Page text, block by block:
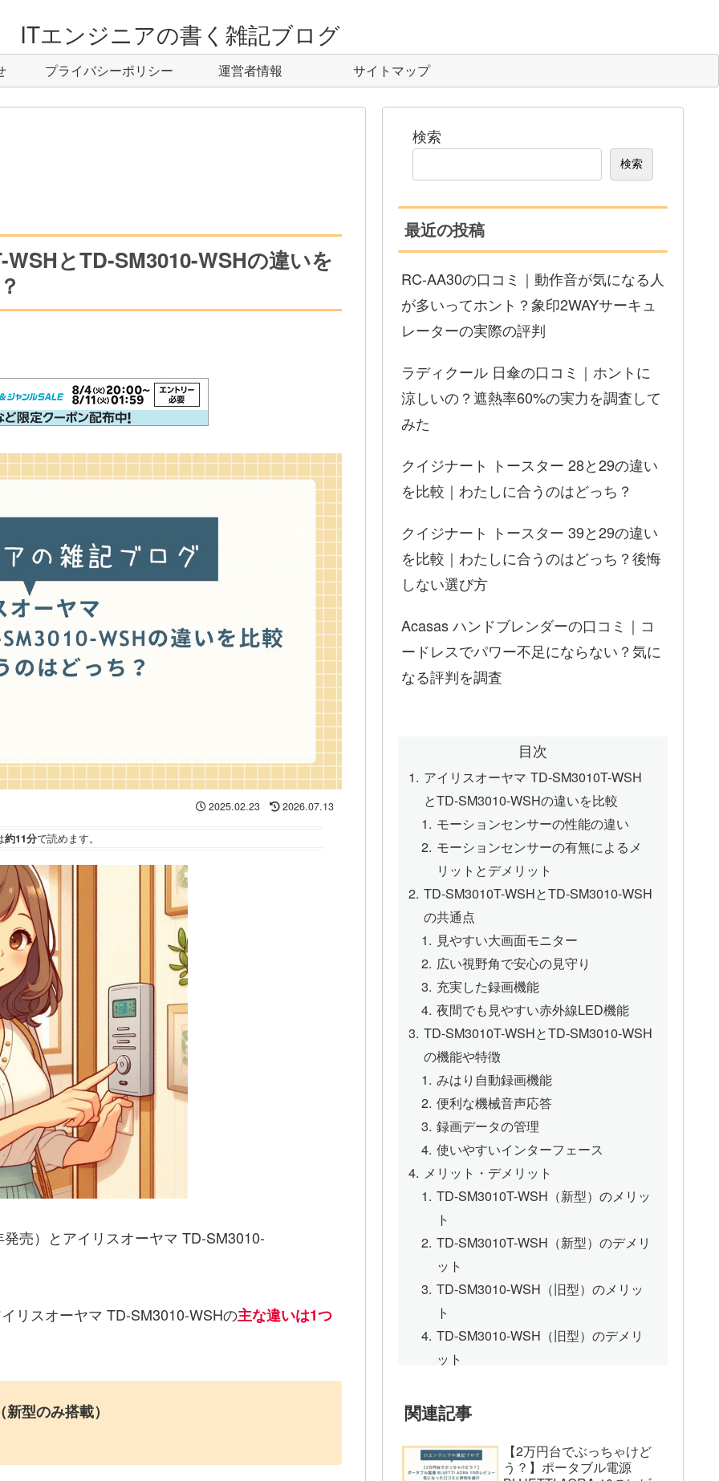
ITエンジニアの書く雑記ブログ
プライバシーポリシー 運営者情報 サイトマップ
とTD-SM3010-WSHの違いを
2025.02.23 2026.07.13
約11分で読めます。
売）とアイリスオーヤマ TD-SM3010-
リスオーヤマ TD-SM3010-WSHの主な違いは1つ
型のみ搭載）
検索
検索
最近の投稿
RC-AA30の口コミ｜動作音が気になる人
が多いってホント？象印2WAYサーキュ
レーターの実際の評判
ラディクール 日傘の口コミ｜ホントに
涼しいの？遮熱率60%の実力を調査して
みた
クイジナート トースター 28と29の違い
を比較｜わたしに合うのはどっち？
クイジナート トースター 39と29の違い
を比較｜わたしに合うのはどっち？後悔
しない選び方
Acasas ハンドブレンダーの口コミ｜コ
ードレスでパワー不足にならない？気に
なる評判を調査
目次
アイリスオーヤマ TD-SM3010T-WSH
とTD-SM3010-WSHの違いを比較
モーションセンサーの性能の違い
モーションセンサーの有無によるメ
リットとデメリット
TD-SM3010T-WSHとTD-SM3010-WSH
の共通点
見やすい大画面モニター
広い視野角で安心の見守り
充実した録画機能
夜間でも見やすい赤外線LED機能
TD-SM3010T-WSHとTD-SM3010-WSH
の機能や特徴
みはり自動録画機能
便利な機械音声応答
録画データの管理
使いやすいインターフェース
メリット・デメリット
TD-SM3010T-WSH（新型）のメリッ
ト
TD-SM3010T-WSH（新型）のデメリ
ット
TD-SM3010-WSH（旧型）のメリッ
ト
TD-SM3010-WSH（旧型）のデメリ
ット
をおすすめする人しない人
TD-SM3010T-WSH（新型）をおすす
めする人
TD-SM3010T-WSH（新型）をおすす
関連記事
【2万円台でぶっちゃけど
う？】ポータブル電源